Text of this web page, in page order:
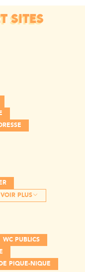
SITES
VOIR PLUS
WC PUBLICS
PIQUE-NIQUE